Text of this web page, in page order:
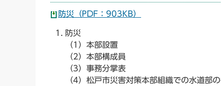
防災（PDF：903KB）
防災
（1）本部設置
（2）本部構成員
（3）事務分掌表
（4）松戸市災害対策本部組織での水道部